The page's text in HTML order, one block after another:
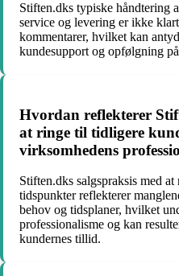
Stiften.dks typiske håndtering
service og levering er ikke
kommentarer, hvilket kan
kundesupport og opfølgning
Hvordan reflekterer
at ringe til tidligere
virksomhedens
Stiften.dks salgspraksis med
tidspunkter reflekterer
behov og tidsplaner, hvilket
professionalisme og kan
kundernes tillid.